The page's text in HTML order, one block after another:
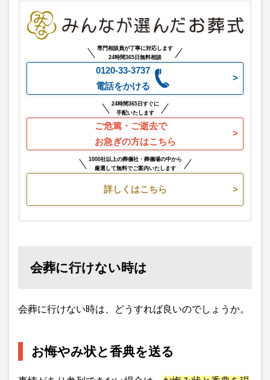
専門相談員が丁寧に対応します
24時間365日無料相談
0120-33-3737
電話をかける
24時間365日すぐに
手配いたします
ご危篤・ご逝去で
お急ぎの方はこちら
1000社以上の葬儀社・葬儀場の中から
厳選して無料でご案内いたします
詳しくはこちら
会葬に行けない時は
会葬に行けない時は、どうすれば良いのでしょうか。
お悔やみ状と香典を送る